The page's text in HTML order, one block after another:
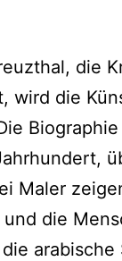
die
wird die
Maler
die
arabische